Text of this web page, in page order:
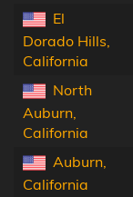
El
Dorado Hills,
California
North
Auburn,
California
Auburn,
California